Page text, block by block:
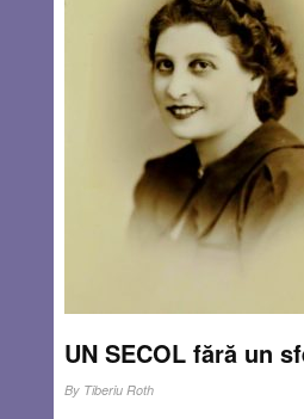
dificilă dacă obiectivul vandalizat
sistem de supraveghere. Din lipsă
Read more…
AUG 9, 2018
UN SECOL fără un
By Tiberiu Roth